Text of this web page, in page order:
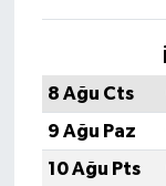
8 Ağu Cts
9 Ağu Paz
10 Ağu Pts